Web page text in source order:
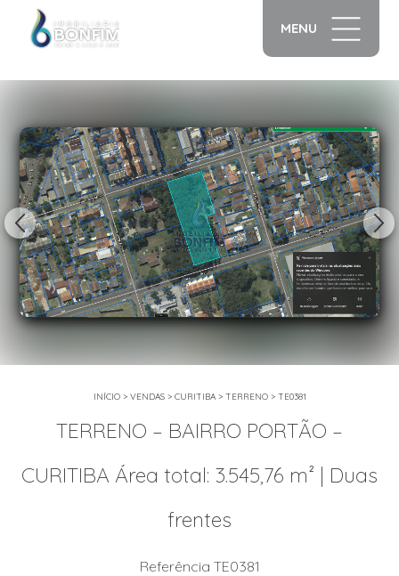
MENU
INÍCIO> VENDAS> CURITIBA> TERRENO> TE0381
TERRENO – BAIRRO PORTÃO –
CURITIBA Área total: 3.545,76 m² | Duas
frentes
Referência TE0381